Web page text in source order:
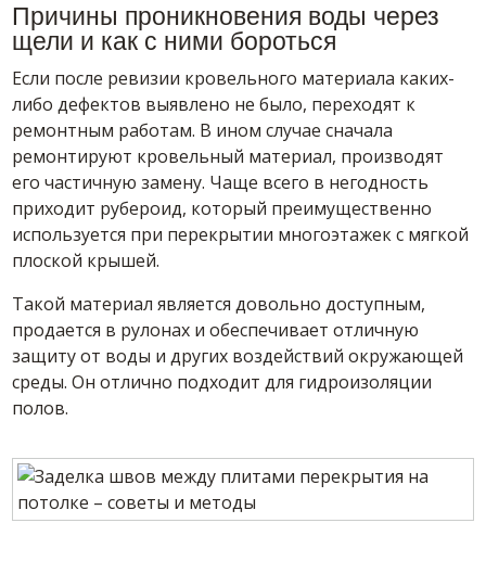
Причины проникновения воды через
щели и как с ними бороться
Если после ревизии кровельного материала каких-
либо дефектов выявлено не было, переходят к
ремонтным работам. В ином случае сначала
ремонтируют кровельный материал, производят
его частичную замену. Чаще всего в негодность
приходит рубероид, который преимущественно
используется при перекрытии многоэтажек с мягкой
плоской крышей.
Такой материал является довольно доступным,
продается в рулонах и обеспечивает отличную
защиту от воды и других воздействий окружающей
среды. Он отлично подходит для гидроизоляции
полов.